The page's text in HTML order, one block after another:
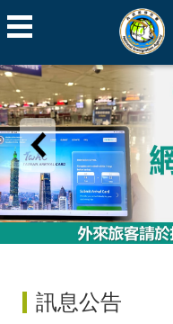
訊息公告